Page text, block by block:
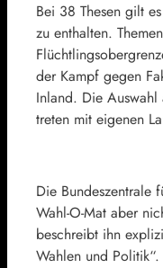
Bei 38 Thesen gilt
zu enthalten.
der Kampf gegen
Inland. Die
treten mit eigenen
Die Bundeszentrale
Wahl-O-Mat aber
beschreibt ihn
Wahlen und Politik“.